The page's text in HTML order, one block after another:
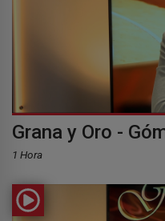
Grana y Oro -
1 Hora